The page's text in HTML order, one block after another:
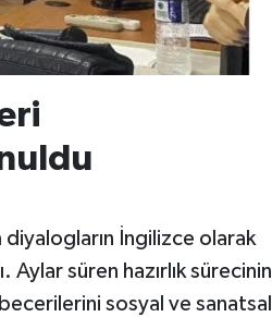
diyalogların İngilizce olarak
süren hazırlık sürecinin
sosyal ve sanatsal